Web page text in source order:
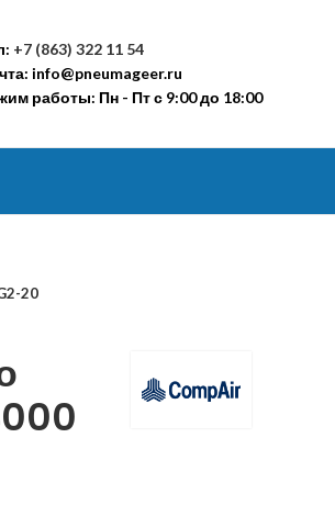
+7 (863) 322 11 54
info@pneumageer.ru
работы: Пн - Пт с 9:00 до 18:00
20